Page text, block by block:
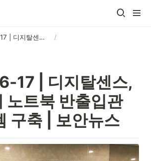
2022-06-17 | 디지탈센스, 포스코에 노트북 반출입관리 시스템 구축 | 보안뉴스 /
17 | 디지탈센스,
노트북 반출입관
구축 | 보안뉴스